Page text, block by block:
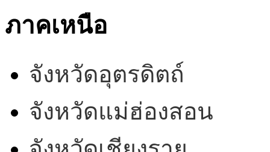
ภาคเหนือ
จังหวัดอุตรดิตถ์
จังหวัดแม่ฮ่องสอน